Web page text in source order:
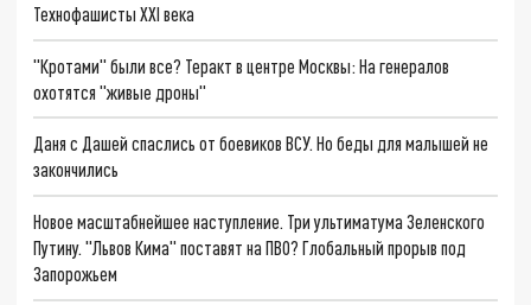
Технофашисты XXI века
"Кротами" были все? Теракт в центре Москвы: На генералов
охотятся "живые дроны"
Даня с Дашей спаслись от боевиков ВСУ. Но беды для малышей не
закончились
Новое масштабнейшее наступление. Три ультиматума Зеленского
Путину. "Львов Кима" поставят на ПВО? Глобальный прорыв под
Запорожьем